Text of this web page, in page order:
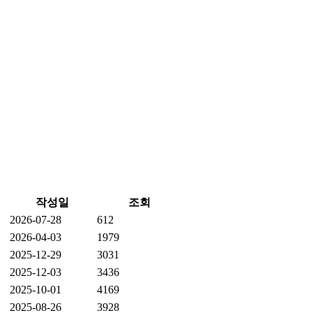
작성일
조회
2026-07-28
612
2026-04-03
1979
2025-12-29
3031
2025-12-03
3436
2025-10-01
4169
2025-08-26 3928